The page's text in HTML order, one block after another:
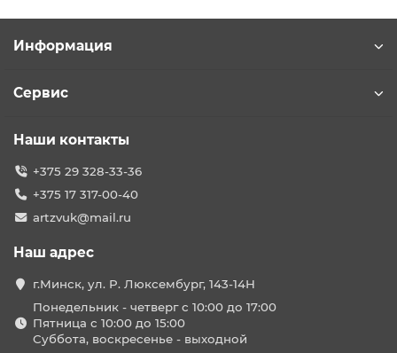
Информация
Сервис
Наши контакты
+375 29 328-33-36
+375 17 317-00-40
artzvuk@mail.ru
Наш адрес
г.Минск, ул. Р. Люксембург, 143-14Н
Понедельник - четверг с 10:00 до 17:00
Пятница с 10:00 до 15:00
Суббота, воскресенье - выходной